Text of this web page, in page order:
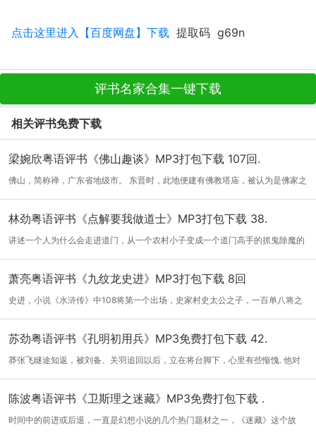
点击这里进入【百度网盘】下载 提取码 g69n
评书名家合集一键下载
相关评书免费下载
梁婉欣粤语评书《佛山趣谈》MP3打包下载 107回.
佛山，简称禅，广东省地级市。 东晋时，此地便建有佛教塔庙，被认为是佛家之
山，因...[详细]
林劲粤语评书《点解要我做道士》MP3打包下载 38.
讲述一个人为什么会走进道门，从一个农村小子变成一个道门高手的抓鬼除魔的
故事！...[详细]
萧亮粤语评书《九纹龙史进》MP3打包下载 8回
史进，小说《水浒传》中108将第一个出场，史家村史太公之子，一百单八将之
一，在梁...[详细]
苏劲粤语评书《孔明初用兵》MP3免费打包下载 42.
莽张飞瞇途知返，被刘备、关羽追回以后，立在将台脚下，心里有些惭愧. 他对
上面诸...[详细]
陈波粤语评书《卫斯理之迷藏》MP3免费打包下载 .
时间中的前进或后退，一直是幻想小说的几个热门题材之一，《迷藏》这个故